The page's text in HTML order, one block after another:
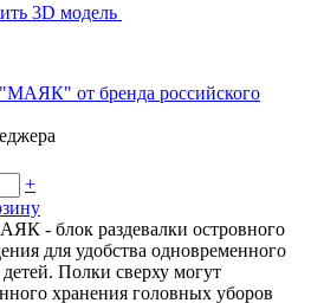
3D модель
+
- блок раздевалки островного
для удобства одновременного
Полки сверху могут
хранения головных уборов